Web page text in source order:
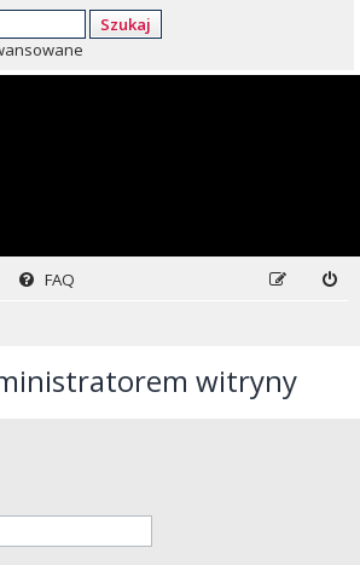
Szukaj
FAQ
witryny